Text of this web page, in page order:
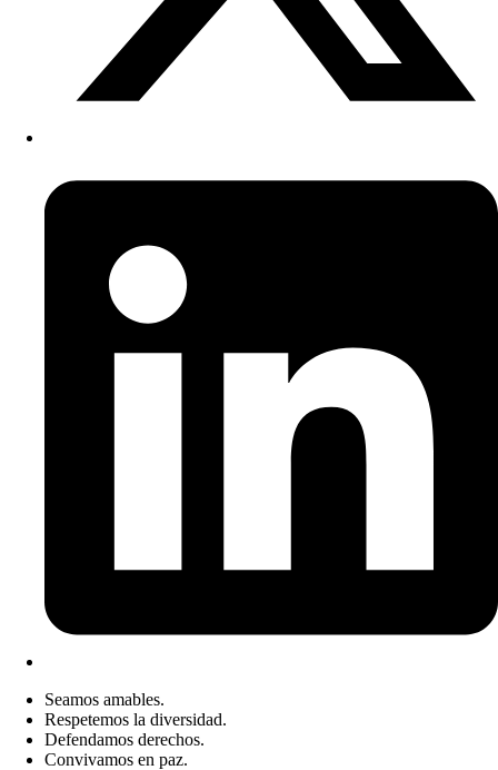
Seamos amables.
Respetemos la diversidad.
Defendamos derechos.
Convivamos en paz.